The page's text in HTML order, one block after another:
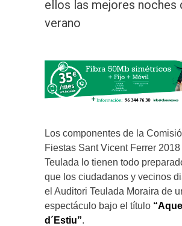
ellos las mejores noches
verano
Los componentes de la
Fiestas Sant Vicent Ferrer 2018
Teulada lo tienen todo
que los ciudadanos y vecinos
el Auditori Teulada Moraira de
espectáculo bajo el título
d´Estiu”.